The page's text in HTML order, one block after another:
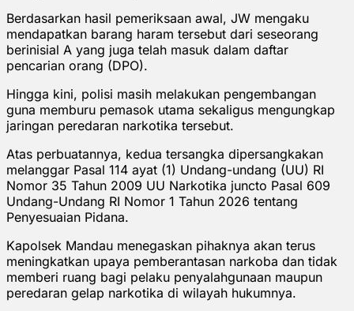
Berdasarkan hasil pemeriksaan awal, JW mengaku
mendapatkan barang haram tersebut dari seseorang
berinisial A yang juga telah masuk dalam daftar
pencarian orang (DPO).
Hingga kini, polisi masih melakukan pengembangan
guna memburu pemasok utama sekaligus mengungkap
jaringan peredaran narkotika tersebut.
Atas perbuatannya, kedua tersangka dipersangkakan
melanggar Pasal 114 ayat (1) Undang-undang (UU) RI
Nomor 35 Tahun 2009 UU Narkotika juncto Pasal 609
Undang-Undang RI Nomor 1 Tahun 2026 tentang
Penyesuaian Pidana.
Kapolsek Mandau menegaskan pihaknya akan terus
meningkatkan upaya pemberantasan narkoba dan tidak
memberi ruang bagi pelaku penyalahgunaan maupun
peredaran gelap narkotika di wilayah hukumnya.